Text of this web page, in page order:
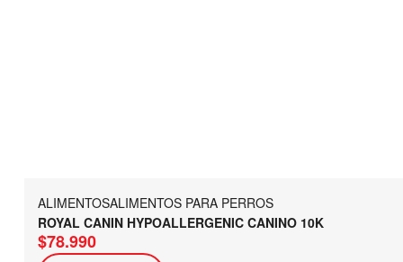
ALIMENTOSALIMENTOS PARA PERROS
ROYAL CANIN HYPOALLERGENIC CANINO 10K
$78.990